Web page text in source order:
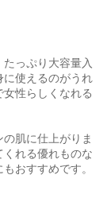
っぷり大容量入
に使えるのがうれ
性らしくなれる
肌に仕上がりま
れる優れものな
おすすめです。